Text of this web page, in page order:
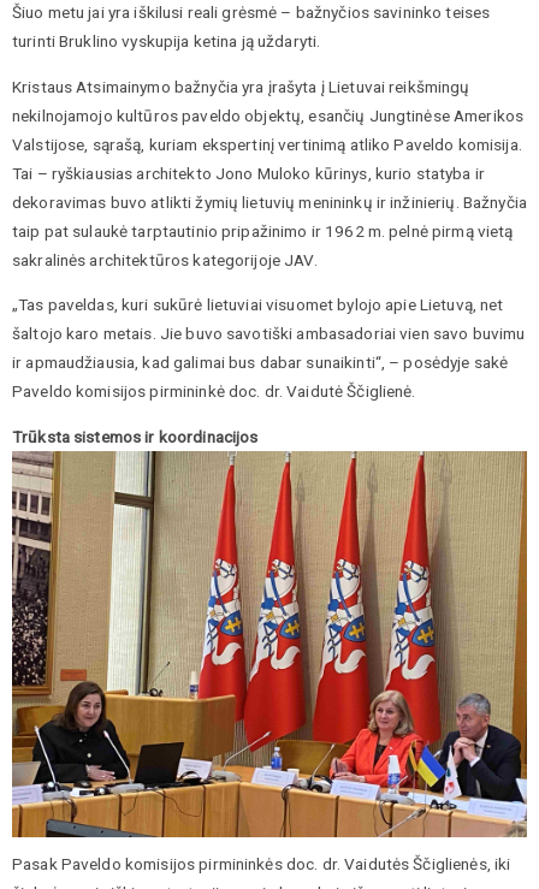
Šiuo metu jai yra iškilusi reali grėsmė – bažnyčios savininko teises
turinti Bruklino vyskupija ketina ją uždaryti.
Kristaus Atsimainymo bažnyčia yra įrašyta į Lietuvai reikšmingų
nekilnojamojo kultūros paveldo objektų, esančių Jungtinėse Amerikos
Valstijose, sąrašą, kuriam ekspertinį vertinimą atliko Paveldo komisija.
Tai – ryškiausias architekto Jono Muloko kūrinys, kurio statyba ir
dekoravimas buvo atlikti žymių lietuvių menininkų ir inžinierių. Bažnyčia
taip pat sulaukė tarptautinio pripažinimo ir 1962 m. pelnė pirmą vietą
sakralinės architektūros kategorijoje JAV.
„Tas paveldas, kuri sukūrė lietuviai visuomet bylojo apie Lietuvą, net
šaltojo karo metais. Jie buvo savotiški ambasadoriai vien savo buvimu
ir apmaudžiausia, kad galimai bus dabar sunaikinti“, – posėdyje sakė
Paveldo komisijos pirmininkė doc. dr. Vaidutė Ščiglienė.
Trūksta sistemos ir koordinacijos
Pasak Paveldo komisijos pirmininkės doc. dr. Vaidutės Ščiglienės, iki